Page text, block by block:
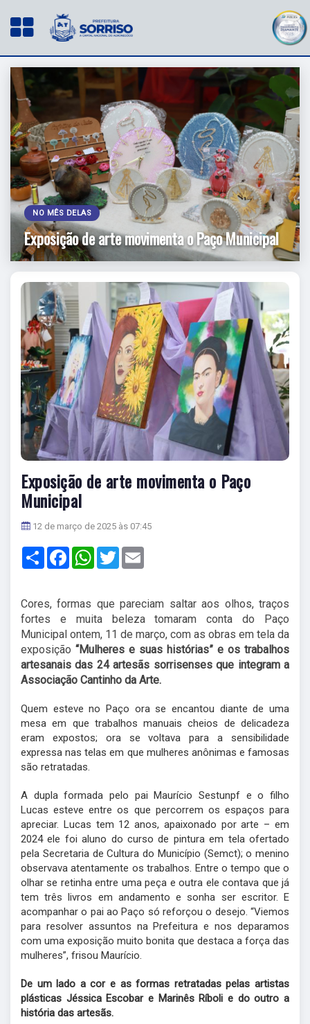
NO MÊS DELAS
Exposição de arte movimenta o Paço Municipal
Exposição de arte movimenta o Paço
Municipal
12 de março de 2025 às 07:45
Share FacebookWhatsApp
Twitter
Cores, formas que pareciam saltar aos olhos, traços
fortes e muita beleza tomaram conta do Paço
Municipal ontem, 11 de março, com as obras em tela da
exposição “Mulheres e suas histórias” e os trabalhos
artesanais das 24 artesãs sorrisenses que integram a
Associação Cantinho da Arte.
Quem esteve no Paço ora se encantou diante de uma
mesa em que trabalhos manuais cheios de delicadeza
eram expostos; ora se voltava para a sensibilidade
expressa nas telas em que mulheres anônimas e famosas
são retratadas.
A dupla formada pelo pai Maurício Sestunpf e o filho
Lucas esteve entre os que percorrem os espaços para
apreciar. Lucas tem 12 anos, apaixonado por arte – em
2024 ele foi aluno do curso de pintura em tela ofertado
pela Secretaria de Cultura do Município (Semct); o menino
observava atentamente os trabalhos. Entre o tempo que o
olhar se retinha entre uma peça e outra ele contava que já
tem três livros em andamento e sonha ser escritor. E
acompanhar o pai ao Paço só reforçou o desejo. “Viemos
para resolver assuntos na Prefeitura e nos deparamos
com uma exposição muito bonita que destaca a força das
mulheres”, frisou Maurício.
De um lado a cor e as formas retratadas pelas artistas
plásticas Jéssica Escobar e Marinês Ríboli e do outro a
história das artesãs.